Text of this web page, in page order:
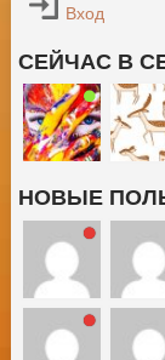
Вход
СЕЙЧАС В
НОВЫЕ